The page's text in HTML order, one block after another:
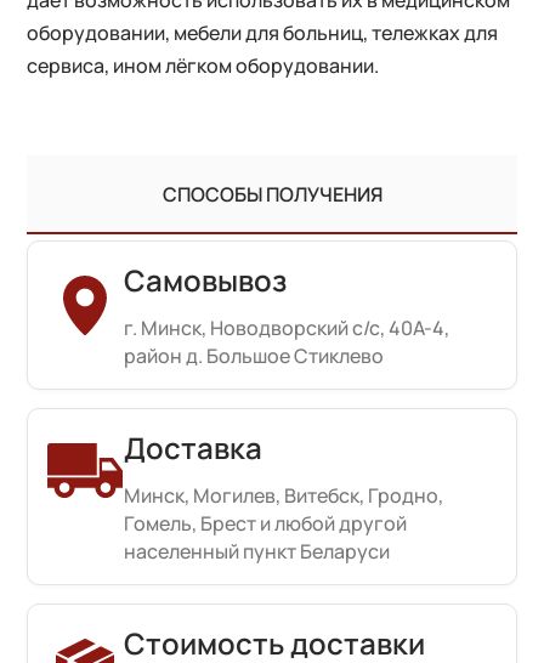
оборудовании, мебели для больниц, тележках для
сервиса, ином лёгком оборудовании.
СПОСОБЫ ПОЛУЧЕНИЯ
Самовывоз
г. Минск, Новодворский с/с, 40А-4,
район д. Большое Стиклево
Доставка
Минск, Могилев, Витебск, Гродно,
Гомель, Брест и любой другой
населенный пункт Беларуси
Стоимость доставки